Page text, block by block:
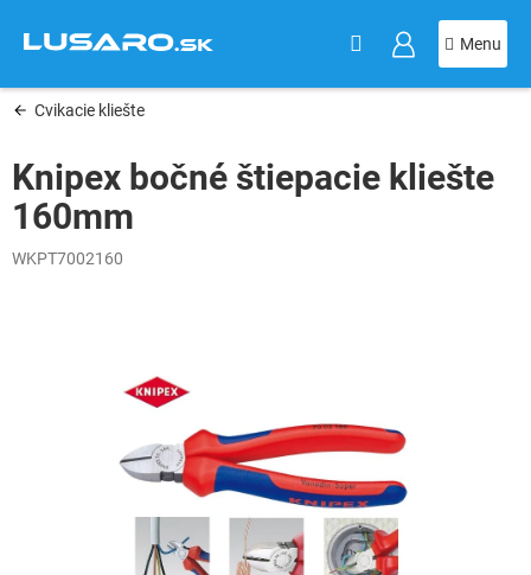
obsah
Cvikacie kliešte
Knipex bočné štiepacie kliešte
160mm
WKPT7002160